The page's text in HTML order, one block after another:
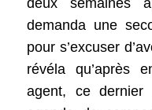
demanda une
pour s’excuser
révéla qu’après
agent, ce